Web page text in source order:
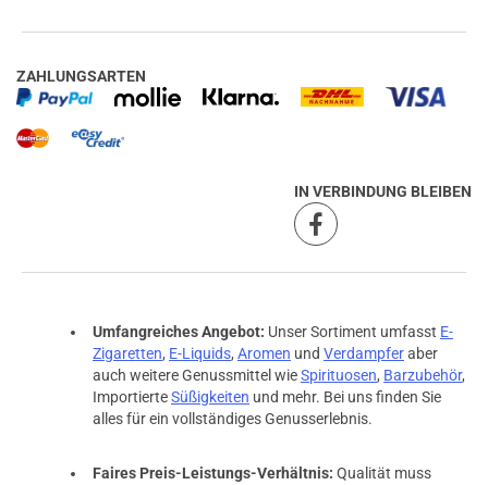
ZAHLUNGSARTEN
IN VERBINDUNG BLEIBEN
Umfangreiches Angebot: Unser Sortiment umfasst E-
Zigaretten, E-Liquids, Aromen und Verdampferaber
auch weitere Genussmittel wieSpirituosen, Barzubehör,
ImportierteSüßigkeiten und mehr. Bei uns finden Sie
alles für ein vollständiges Genusserlebnis.
Faires Preis-Leistungs-Verhältnis: Qualität muss